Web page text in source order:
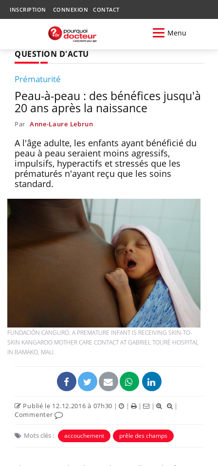
INSCRIPTION CONNEXION CONTACT
Menu
QUESTION D'ACTU
Prématurité
Peau-à-peau : des bénéfices jusqu'à
20 ans après la naissance
Par Anne-Laure Lebrun
A l'âge adulte, les enfants ayant bénéficié du
peau à peau seraient moins agressifs,
impulsifs, hyperactifs et stressés que les
prématurés n'ayant reçu que les soins
standard.
FUNDACIÓN CANGURO. A PREMATURE INFANT IS RECEIVING SKIN-TO-
SKIN KANGAROO MOTHER CARE CONTACT AT GABRIEL TOURÉ HOSPITAL
IN BAMAKO, MALI.
Publié le 12.12.2016 à 07h30 | | | |
|
Commenter
Mots clés : accouchement prêle des champs